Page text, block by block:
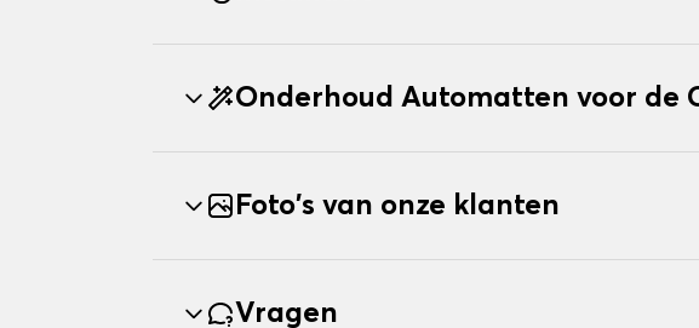
Onderhoud Automatten voor de
Foto's van onze klanten
Vragen